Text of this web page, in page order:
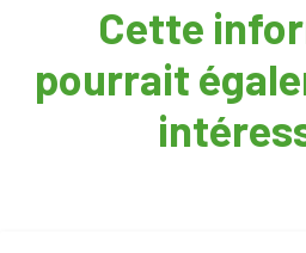
Cette
pourrait